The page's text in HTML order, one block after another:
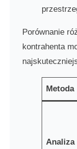
Porównanie
kontrahenta
Metoda
Analiza